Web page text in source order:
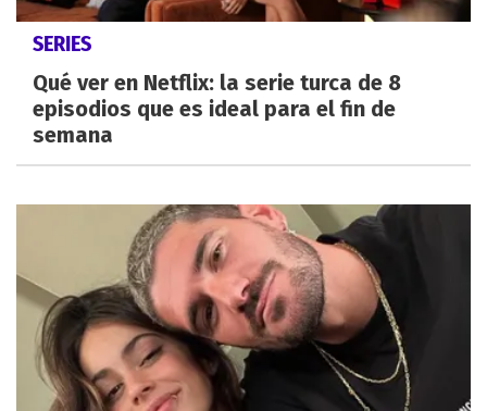
SERIES
Qué ver en Netflix: la serie turca de 8
episodios que es ideal para el fin de
semana